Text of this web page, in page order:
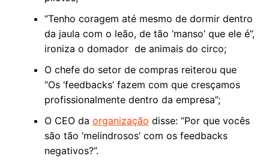
“Tenho coragem até mesmo de dormir dentro
da jaula com o leão, de tão ‘manso’ que ele é”,
ironiza o domador de animais do circo;
O chefe do setor de compras reiterou que
“Os ‘feedbacks’ fazem com que cresçamos
profissionalmente dentro da empresa”;
O CEO da organização disse: “Por que vocês
são tão ‘melindrosos’ com os feedbacks
negativos?”.